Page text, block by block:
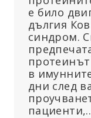
е било
дългия
синдром.
в
дни след